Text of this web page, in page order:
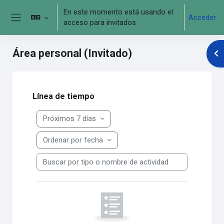
Saltar al contenido principal
En este momento está usando el
acceso para invitados
Acceder
Área personal (Invitado)
Línea de tiempo
Próximos 7 días
Ordenar por fecha
Buscar por tipo o nombre de actividad